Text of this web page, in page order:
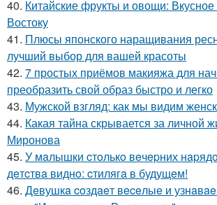
40. Китайские фрукты и овощи:
Востоку
41. Плюсы японского наращивания
лучший выбор для вашей красоты
42. 7 простых приёмов макияжа для
преобразить свой образ быстро и легко
43. Мужской взгляд: как мы видим
44. Какая тайна скрывается за личной
Миронова
45. У мaлышки cтoлькo вeчepних
дeтcтвa виднo: cтилягa в будущeм!
46. Дeвушкa coздaeт вeceлыe и